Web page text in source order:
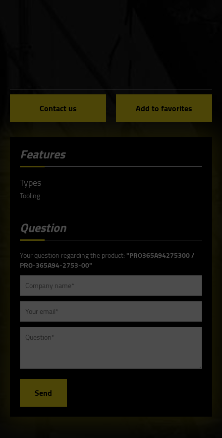
Contact us Add to favorites
Features
Types
Tooling
Question
Your question regarding the product:"PRO365A94275300 /
PRO-365A94-2753-00"
Send